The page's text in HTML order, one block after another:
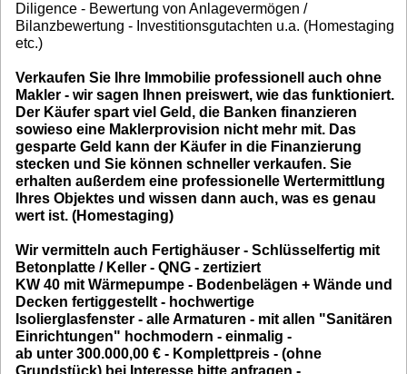
Diligence - Bewertung von Anlagevermögen /
Bilanzbewertung - Investitionsgutachten u.a. (Homestaging
etc.)
Verkaufen Sie Ihre Immobilie professionell auch ohne
Makler - wir sagen Ihnen preiswert, wie das funktioniert.
Der Käufer spart viel Geld, die Banken finanzieren
sowieso eine Maklerprovision nicht mehr mit. Das
gesparte Geld kann der Käufer in die Finanzierung
stecken und Sie können schneller verkaufen. Sie
erhalten außerdem eine professionelle Wertermittlung
Ihres Objektes und wissen dann auch, was es genau
wert ist. (Homestaging)
Wir vermitteln auch Fertighäuser - Schlüsselfertig mit
Betonplatte / Keller - QNG - zertiziert
KW 40 mit Wärmepumpe - Bodenbelägen + Wände und
Decken fertiggestellt - hochwertige
Isolierglasfenster - alle Armaturen - mit allen "Sanitären
Einrichtungen" hochmodern - einmalig -
ab unter 300.000,00 € - Komplettpreis - (ohne
Grundstück) bei Interesse bitte anfragen -